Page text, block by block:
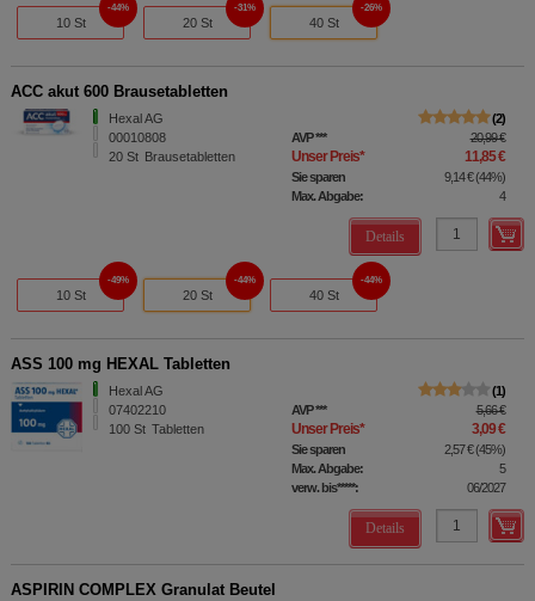
10 St
44%
20 St
31%
40 St
26%
ACC akut 600 Brausetabletten
Hexal AG
00010808
20 St Brausetabletten
2
AVP*** 20,99 €
Unser Preis* 11,85 €
Sie sparen 9,14 €(44%)
Max. Abgabe:
4
Details
10 St
49%
20 St
44%
40 St
44%
ASS 100 mg HEXAL Tabletten
Hexal AG
07402210
100 St Tabletten
1
AVP*** 5,66 €
Unser Preis* 3,09 €
Sie sparen 2,57 €(45%)
Max. Abgabe:
5
verw. bis*****:
06/2027
Details
ASPIRIN COMPLEX Granulat Beutel